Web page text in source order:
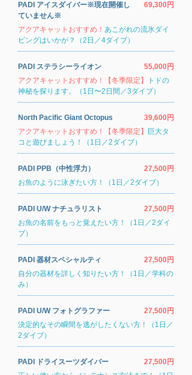
PADI アイスダイバー※現在開催し
ていません※
69,300円
アクアキャットおすすめ！ あこがれの流氷ダイ
ビングはいかが？（2日／4ダイブ）
PADI ステラシーライオン
55,000円
アクアキャットおすすめ！【冬季限定】
トドの
神秘を探ります。（1日〜2日間／3ダイブ）
North Pacific Giant Octopus
39,600円
アクアキャットおすすめ！【冬季限定】
巨大タ
コと遊びましょう！（1日／2ダイブ）
PADI PPB（中性浮力）
27,500円
お魚のように泳ぎたい方！（1日／2ダイブ）
PADI U/W ナチュラリスト
27,500円
お魚の名前をもっと覚えたい方！（1日／2ダイ
ブ）
PADI 器材スペシャルティ
27,500円
自分の器材を詳しく知りたい方！（1日／学科の
み）
PADI U/W フォトグラファー
27,500円
決定的なその瞬間を逃がしたくない方！（1日／
2ダイブ）
PADI ドライスーツダイバー
27,500円